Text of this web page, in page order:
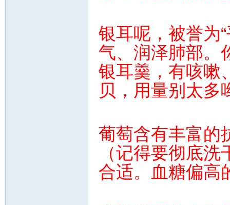
银耳呢，被誉为
气、润泽肺部。
银耳羹，有咳嗽
贝，用量别太多
葡萄含有丰富的
（记得要彻底
合适。血糖偏高